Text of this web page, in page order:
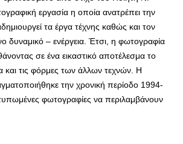
εργασία η οποία ανατρέπει την
τα έργα τέχνης καθώς και τον
δυναμικό – ενέργεια. Έτσι, η φωτογραφία
σε ένα εικαστικό αποτέλεσμα το
και τις φόρμες των άλλων τεχνών. Η
την χρονική περίοδο 1994-
φωτογραφίες να περιλαμβάνουν